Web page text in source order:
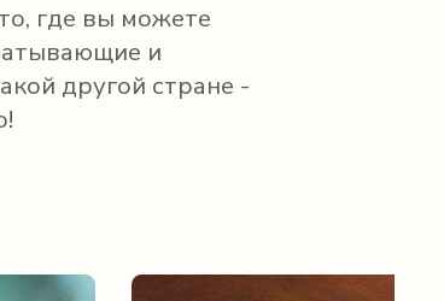
где вы можете
и
другой стране -